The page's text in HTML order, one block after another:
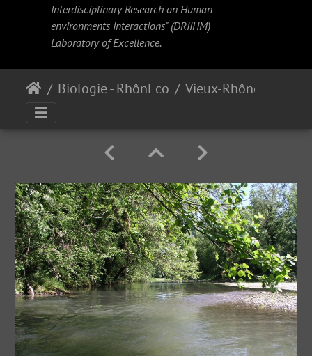
Interdisciplinary Research on Human-
environments Interactions" (DRIIHM)
Laboratory of Excellence.
Biologie - RhônEco